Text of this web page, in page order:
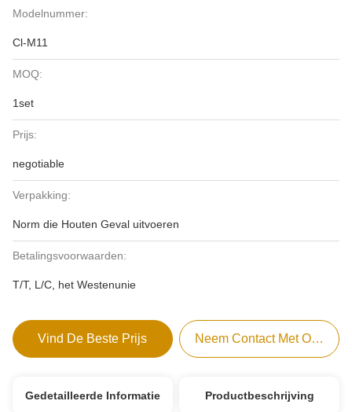
Modelnummer:
Cl-M11
MOQ:
1set
Prijs:
negotiable
Verpakking:
Norm die Houten Geval uitvoeren
Betalingsvoorwaarden:
T/T, L/C, het Westenunie
Vind De Beste Prijs Neem Contact Met Ons Op
Gedetailleerde Informatie Productbeschrijving